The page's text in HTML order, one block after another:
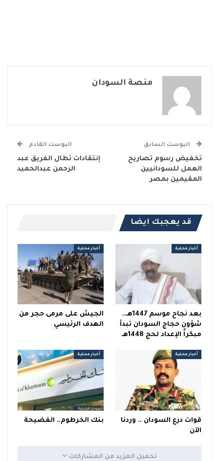
منصة السودان
البوست السابق
تخفيض رسوم تصاريح
العمل للسودانيين
المقيمين بمصر
البوست القادم
إنتقادات تطال الفريق عبد
الرحمن عبدالحميد
قد يعجبك ايضا
أخبار محلية
بعد نجاح موسم 1447هـ..
شؤون حجاج السودان تبدأ
مبكراً الإعداد لحج 1448هـ
أخبار محلية
الجيش على مرمى حجر من
الهدف الرئيسي
أخبار محلية
قوات درع السودان .. وردنا
الآن
أخبار محلية
بنك الخرطوم.. الفضيحة
تحميل المزيد من المشاركات